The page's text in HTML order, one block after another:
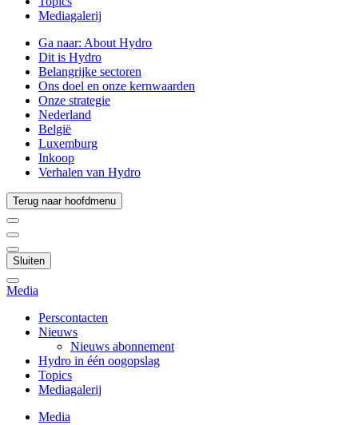
Mediagalerij
Ga naar: About Hydro
Dit is Hydro
Belangrijke sectoren
Ons doel en onze kernwaarden
Onze strategie
Nederland
België
Luxemburg
Inkoop
Verhalen van Hydro
Terug naar hoofdmenu
Sluiten
Media
Perscontacten
Nieuws
Nieuws abonnement
Hydro in één oogopslag
Topics
Mediagalerij
Media